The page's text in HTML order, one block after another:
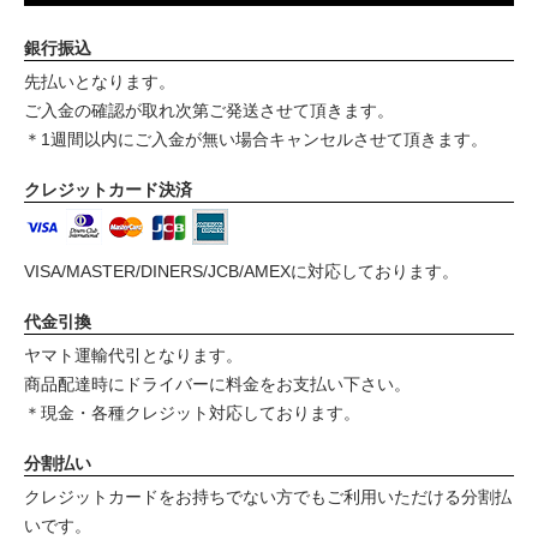
銀行振込
先払いとなります。
ご入金の確認が取れ次第ご発送させて頂きます。
＊1週間以内にご入金が無い場合キャンセルさせて頂きます。
クレジットカード決済
VISA/MASTER/DINERS/JCB/AMEXに対応しております。
代金引換
ヤマト運輸代引となります。
商品配達時にドライバーに料金をお支払い下さい。
＊現金・各種クレジット対応しております。
分割払い
クレジットカードをお持ちでない方でもご利用いただける分割払
いです。